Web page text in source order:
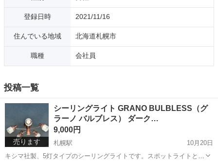
登録日時 2021/11/16
住んでいる地域 北海道札幌市
職種 会社員
投稿一覧
売ります
シーリングライト GRANO BULBLESS（グ
ラーノ バルブレス） ダーク…
9,000円
札幌駅
10月20日
キシマ社製、5灯タイプのシーリングライトです。スポットライトとも